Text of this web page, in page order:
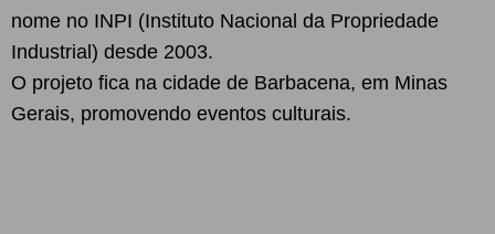
nome no INPI (Instituto Nacional da Propriedade
Industrial) desde 2003.
O projeto fica na cidade de Barbacena, em Minas
Gerais, promovendo eventos culturais.